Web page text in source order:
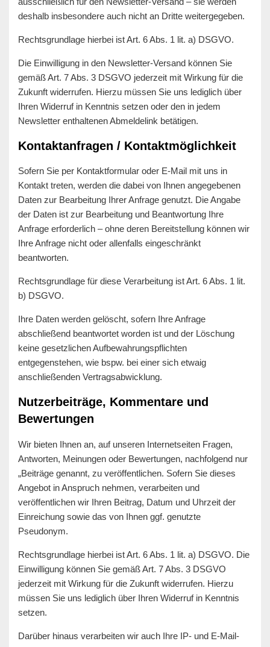
deshalb insbesondere auch nicht an Dritte weitergegeben.
Rechtsgrundlage hierbei ist Art. 6 Abs. 1 lit. a) DSGVO.
Die Einwilligung in den Newsletter-Versand können Sie
gemäß Art. 7 Abs. 3 DSGVO jederzeit mit Wirkung für die
Zukunft widerrufen. Hierzu müssen Sie uns lediglich über
Ihren Widerruf in Kenntnis setzen oder den in jedem
Newsletter enthaltenen Abmeldelink betätigen.
Kontaktanfragen / Kontaktmöglichkeit
Sofern Sie per Kontaktformular oder E-Mail mit uns in
Kontakt treten, werden die dabei von Ihnen angegebenen
Daten zur Bearbeitung Ihrer Anfrage genutzt. Die Angabe
der Daten ist zur Bearbeitung und Beantwortung Ihre
Anfrage erforderlich – ohne deren Bereitstellung können wir
Ihre Anfrage nicht oder allenfalls eingeschränkt
beantworten.
Rechtsgrundlage für diese Verarbeitung ist Art. 6 Abs. 1 lit.
b) DSGVO.
Ihre Daten werden gelöscht, sofern Ihre Anfrage
abschließend beantwortet worden ist und der Löschung
keine gesetzlichen Aufbewahrungspflichten
entgegenstehen, wie bspw. bei einer sich etwaig
anschließenden Vertragsabwicklung.
Nutzerbeiträge, Kommentare und
Bewertungen
Wir bieten Ihnen an, auf unseren Internetseiten Fragen,
Antworten, Meinungen oder Bewertungen, nachfolgend nur
„Beiträge genannt, zu veröffentlichen. Sofern Sie dieses
Angebot in Anspruch nehmen, verarbeiten und
veröffentlichen wir Ihren Beitrag, Datum und Uhrzeit der
Einreichung sowie das von Ihnen ggf. genutzte
Pseudonym.
Rechtsgrundlage hierbei ist Art. 6 Abs. 1 lit. a) DSGVO. Die
Einwilligung können Sie gemäß Art. 7 Abs. 3 DSGVO
jederzeit mit Wirkung für die Zukunft widerrufen. Hierzu
müssen Sie uns lediglich über Ihren Widerruf in Kenntnis
setzen.
Darüber hinaus verarbeiten wir auch Ihre IP- und E-Mail-